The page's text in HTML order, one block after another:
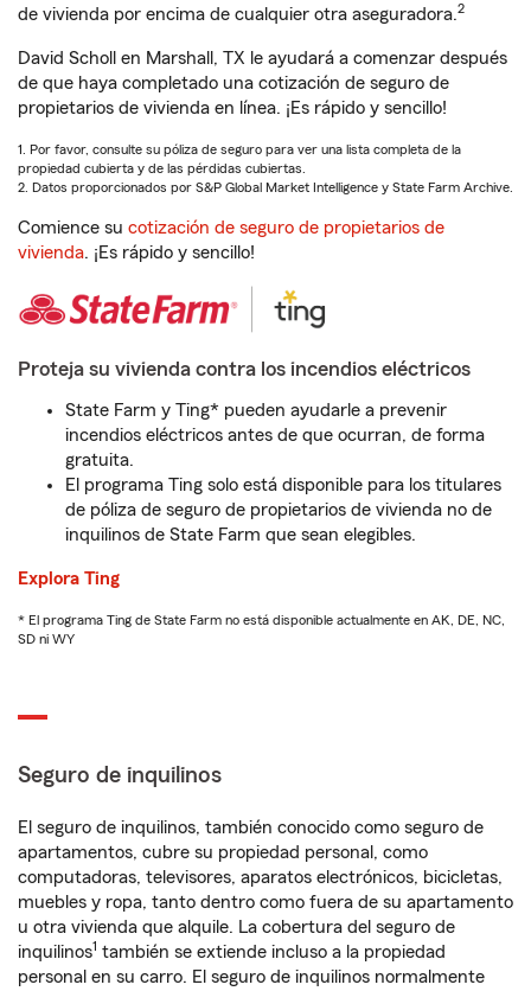
de vivienda por encima de cualquier otra aseguradora.2
David Scholl en Marshall, TX le ayudará a comenzar después
de que haya completado una cotización de seguro de
propietarios de vivienda en línea. ¡Es rápido y sencillo!
1. Por favor, consulte su póliza de seguro para ver una lista completa de la
propiedad cubierta y de las pérdidas cubiertas.
2. Datos proporcionados por S&P Global Market Intelligence y State Farm Archive.
Comience su cotización de seguro de propietarios de
vivienda. ¡Es rápido y sencillo!
Proteja su vivienda contra los incendios eléctricos
State Farm y Ting* pueden ayudarle a prevenir
incendios eléctricos antes de que ocurran, de forma
gratuita.
El programa Ting solo está disponible para los titulares
de póliza de seguro de propietarios de vivienda no de
inquilinos de State Farm que sean elegibles.
Explora Ting
* El programa Ting de State Farm no está disponible actualmente en AK, DE, NC,
SD ni WY
Seguro de inquilinos
El seguro de inquilinos, también conocido como seguro de
apartamentos, cubre su propiedad personal, como
computadoras, televisores, aparatos electrónicos, bicicletas,
muebles y ropa, tanto dentro como fuera de su apartamento
u otra vivienda que alquile. La cobertura del seguro de
inquilinos1 también se extiende incluso a la propiedad
personal en su carro. El seguro de inquilinos normalmente